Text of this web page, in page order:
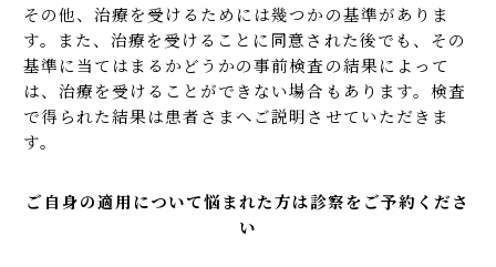
その他、治療を受けるためには幾つかの基準がありま
す。また、治療を受けることに同意された後でも、その
基準に当てはまるかどうかの事前検査の結果によって
は、治療を受けることができない場合もあります。検査
で得られた結果は患者さまへご説明させていただきま
す。
ご自身の適用について悩まれた方は診察をご予約くださ
い